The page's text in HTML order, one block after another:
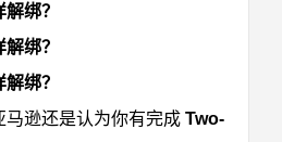
绑？
绑？
绑？
马逊还是认为你有完成 Two-